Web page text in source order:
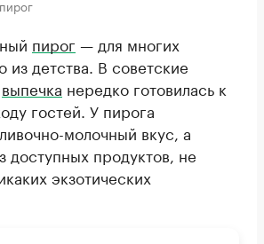
пирог — для многих
детства. В советские
выпечка нередко готовилась к
гостей. У пирога
молочный вкус, а
доступных продуктов, не
экзотических